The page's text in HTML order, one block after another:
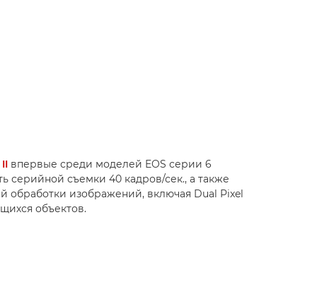
впервые среди моделей EOS серии 6
серийной съемки 40 кадров/сек., а также
обработки изображений, включая Dual Pixel
объектов.